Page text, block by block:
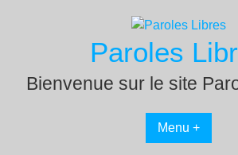
Paroles
Bienvenue sur le site
Menu +